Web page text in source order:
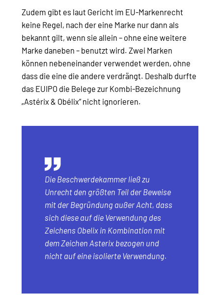
Zudem gibt es laut Gericht im EU-Markenrecht
keine Regel, nach der eine Marke nur dann als
bekannt gilt, wenn sie allein – ohne eine weitere
Marke daneben – benutzt wird. Zwei Marken
können nebeneinander verwendet werden, ohne
dass die eine die andere verdrängt. Deshalb durfte
das EUIPO die Belege zur Kombi-Bezeichnung
„Astérix & Obélix” nicht ignorieren.
Die Beschwerdekammer ließ zu
Unrecht den größten Teil der Beweise
mit der Begründung außer Acht, dass
sich diese auf die Verwendung des
Zeichens Obelix in Kombination mit
dem Zeichen Asterix bezogen und
nicht auf eine isolierte Verwendung.